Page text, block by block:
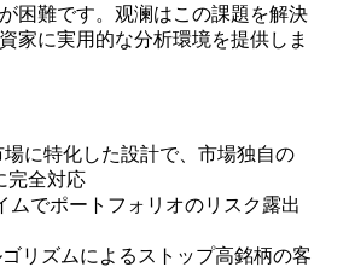
困難です。观澜はこの課題を解決
家に実用的な分析環境を提供しま
場に特化した設計で、市場独自の
完全対応
ムでポートフォリオのリスク露出
リズムによるストップ高銘柄の客